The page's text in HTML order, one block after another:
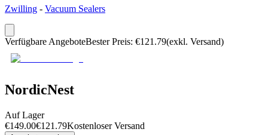
Zwilling - Vacuum Sealers
Verfügbare AngeboteBester Preis: €121.79(exkl. Versand)
NordicNest
Auf Lager
€149.00€121.79Kostenloser Versand